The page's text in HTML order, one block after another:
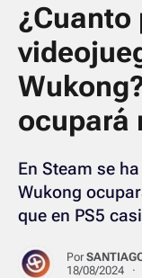
¿Cuanto
ocupará
En Steam se
Wukong
que en PS5
Por
18/08/2024